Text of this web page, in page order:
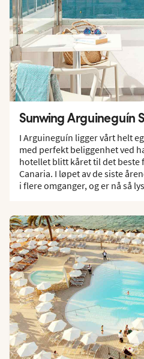
Sunwing Arguineguín
I Arguineguín ligger vårt helt
med perfekt beliggenhet ved
hotellet blitt kåret til det beste
Canaria. I løpet av de siste
i flere omganger, og er nå så